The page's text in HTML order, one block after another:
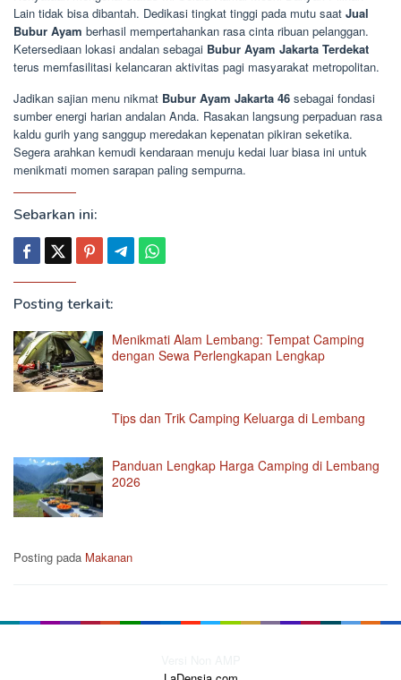
Lain tidak bisa dibantah. Dedikasi tingkat tinggi pada mutu saat Jual
Bubur Ayam berhasil mempertahankan rasa cinta ribuan pelanggan.
Ketersediaan lokasi andalan sebagai Bubur Ayam Jakarta Terdekat
terus memfasilitasi kelancaran aktivitas pagi masyarakat metropolitan.
Jadikan sajian menu nikmat Bubur Ayam Jakarta 46 sebagai fondasi
sumber energi harian andalan Anda. Rasakan langsung perpaduan rasa
kaldu gurih yang sanggup meredakan kepenatan pikiran seketika.
Segera arahkan kemudi kendaraan menuju kedai luar biasa ini untuk
menikmati momen sarapan paling sempurna.
Sebarkan ini:
Posting terkait:
Menikmati Alam Lembang: Tempat Camping
dengan Sewa Perlengkapan Lengkap
Tips dan Trik Camping Keluarga di Lembang
Panduan Lengkap Harga Camping di Lembang
2026
Posting pada Makanan